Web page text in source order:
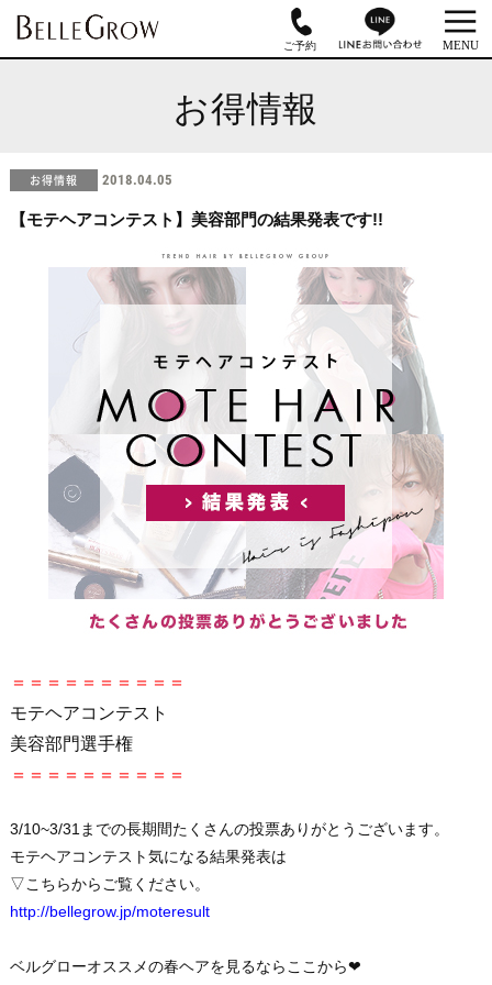
お得情報
お得情報 2018.04.05
【モテヘアコンテスト】美容部門の結果発表です!!
＝＝＝＝＝＝＝＝＝＝
モテヘアコンテスト
美容部門選手権
＝＝＝＝＝＝＝＝＝＝
3/10~3/31までの長期間たくさんの投票ありがとうございます。
モテヘアコンテスト気になる結果発表は
▽こちらからご覧ください。
http://bellegrow.jp/moteresult
ベルグローオススメの春ヘアを見るならここから❤